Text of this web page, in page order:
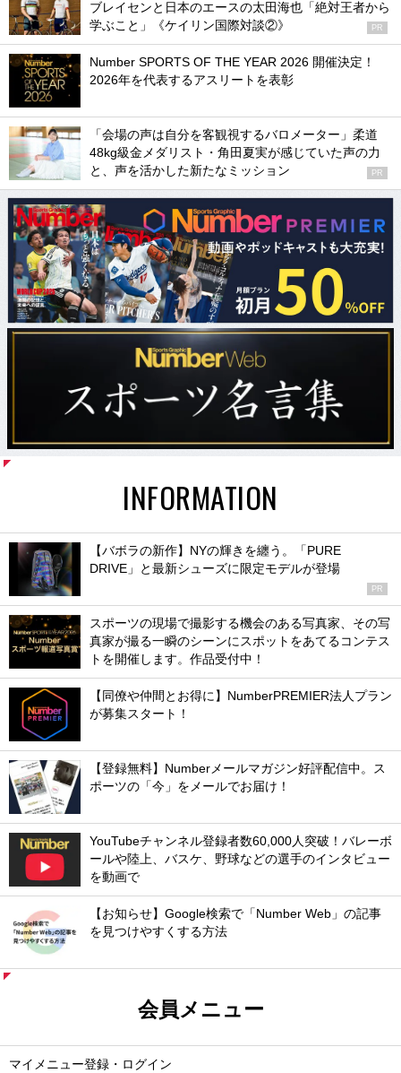
ブレイセンと日本のエースの太田海也「絶対王者から
学ぶこと」《ケイリン国際対談②》
PR
Number SPORTS OF THE YEAR 2026 開催決定！
2026年を代表するアスリートを表彰
「会場の声は自分を客観視するバロメーター」柔道
48kg級金メダリスト・角田夏実が感じていた声の力
と、声を活かした新たなミッション
PR
INFORMATION
【バボラの新作】NYの輝きを纏う。「PURE
DRIVE」と最新シューズに限定モデルが登場
PR
スポーツの現場で撮影する機会のある写真家、その写
真家が撮る一瞬のシーンにスポットをあてるコンテス
トを開催します。作品受付中！
【同僚や仲間とお得に】NumberPREMIER法人プラン
が募集スタート！
【登録無料】Numberメールマガジン好評配信中。ス
ポーツの「今」をメールでお届け！
YouTubeチャンネル登録者数60,000人突破！バレーボ
ールや陸上、バスケ、野球などの選手のインタビュー
を動画で
【お知らせ】Google検索で「Number Web」の記事
を見つけやすくする方法
会員メニュー
マイメニュー登録・ログイン